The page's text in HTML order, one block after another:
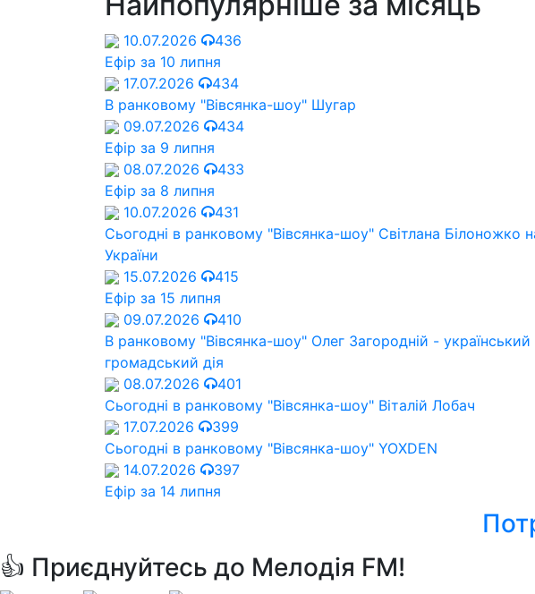
10.07.2026
436
Ефір за 10 липня
17.07.2026
434
В ранковому "Вівсянка-шоу" Шугар
09.07.2026
434
Ефір за 9 липня
08.07.2026
433
Ефір за 8 липня
10.07.2026
431
Сьогодні в ранковому "Вівсянка-шоу" Cвітлана Білоножко
України
15.07.2026
415
Ефір за 15 липня
09.07.2026
410
В ранковому "Вівсянка-шоу" Олег Загородній - український
громадський дія
08.07.2026
401
Сьогодні в ранковому "Вівсянка-шоу" Віталій Лобач
17.07.2026
399
Сьогодні в ранковому "Вівсянка-шоу" YOXDEN
14.07.2026
397
Ефір за 14 липня
👍 Приєднуйтесь до Мелодія FM!